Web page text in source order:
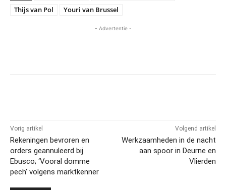
Thijs van Pol
Youri van Brussel
- Advertentie -
Vorig artikel
Rekeningen bevroren en
orders geannuleerd bij
Ebusco; ‘Vooral domme
pech’ volgens marktkenner
Volgend artikel
Werkzaamheden in de nacht
aan spoor in Deurne en
Vlierden